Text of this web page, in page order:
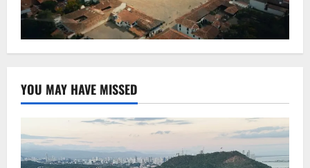
YOU MAY HAVE MISSED